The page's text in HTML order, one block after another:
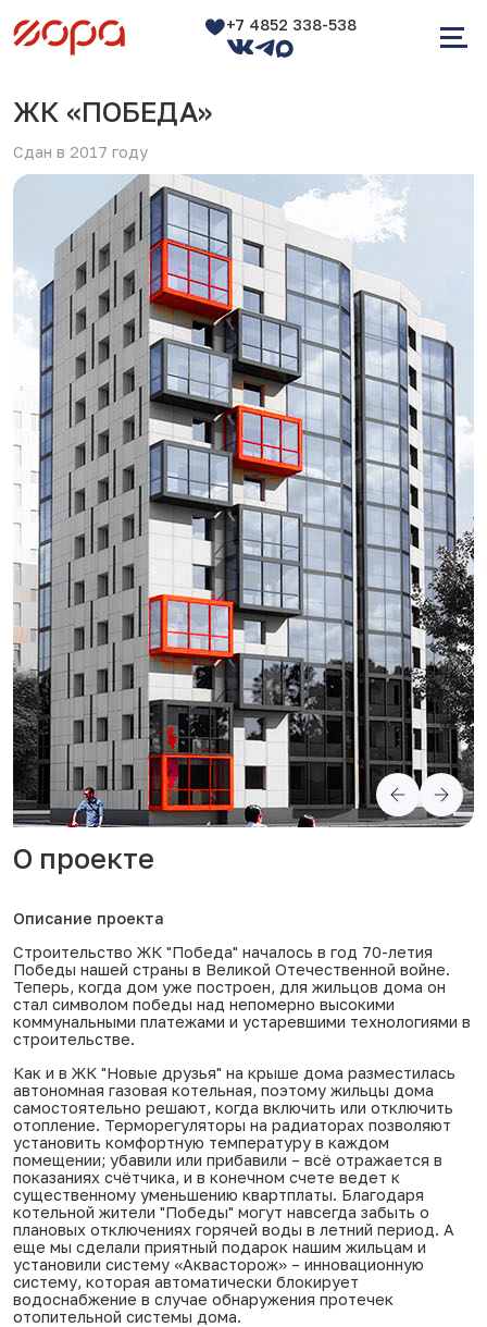
+7 4852 338-538
ЖК «ПОБЕДА»
Сдан в 2017 году
О проекте
Описание проекта
Строительство ЖК "Победа" началось в год 70-летия
Победы нашей страны в Великой Отечественной войне.
Теперь, когда дом уже построен, для жильцов дома он
стал символом победы над непомерно высокими
коммунальными платежами и устаревшими технологиями в
строительстве.
Как и в ЖК "Новые друзья" на крыше дома разместилась
автономная газовая котельная, поэтому жильцы дома
самостоятельно решают, когда включить или отключить
отопление. Терморегуляторы на радиаторах позволяют
установить комфортную температуру в каждом
помещении; убавили или прибавили – всё отражается в
показаниях счётчика, и в конечном счете ведет к
существенному уменьшению квартплаты. Благодаря
котельной жители "Победы" могут навсегда забыть о
плановых отключениях горячей воды в летний период. А
еще мы сделали приятный подарок нашим жильцам и
установили систему «Аквасторож» – инновационную
систему, которая автоматически блокирует
водоснабжение в случае обнаружения протечек
отопительной системы дома.